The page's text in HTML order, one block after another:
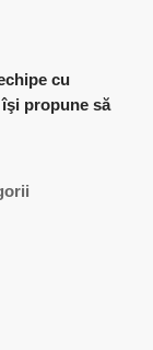
propune să